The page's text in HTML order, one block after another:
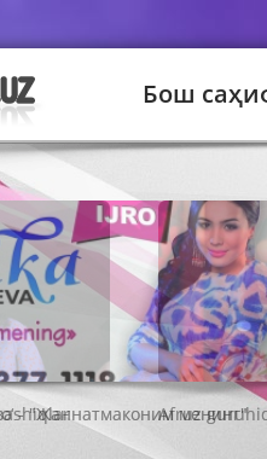
Бош
- "Жаннатмаконим менинг"